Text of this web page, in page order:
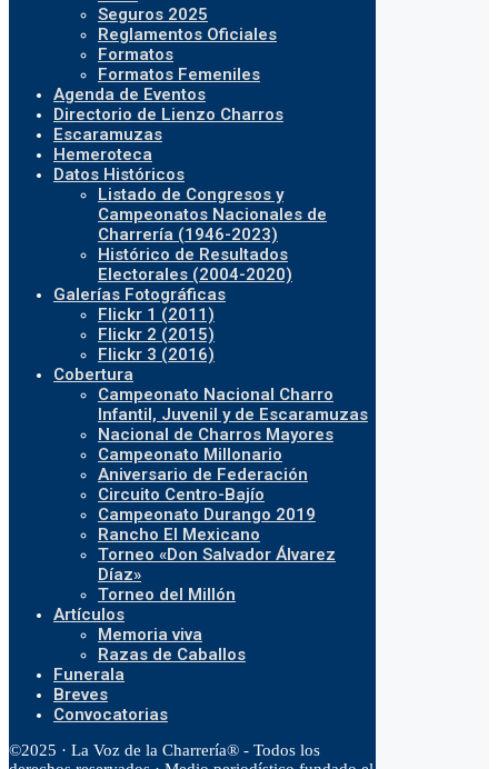
Seguros 2025
Reglamentos Oficiales
Formatos
Formatos Femeniles
Agenda de Eventos
Directorio de Lienzo Charros
Escaramuzas
Hemeroteca
Datos Históricos
Listado de Congresos y
Campeonatos Nacionales de
Charrería (1946-2023)
Histórico de Resultados
Electorales (2004-2020)
Galerías Fotográficas
Flickr 1 (2011)
Flickr 2 (2015)
Flickr 3 (2016)
Cobertura
Campeonato Nacional Charro
Infantil, Juvenil y de Escaramuzas
Nacional de Charros Mayores
Campeonato Millonario
Aniversario de Federación
Circuito Centro-Bajío
Campeonato Durango 2019
Rancho El Mexicano
Torneo «Don Salvador Álvarez
Díaz»
Torneo del Millón
Artículos
Memoria viva
Razas de Caballos
Funerala
Breves
Convocatorias
©2025 · La Voz de la Charrería® - Todos los